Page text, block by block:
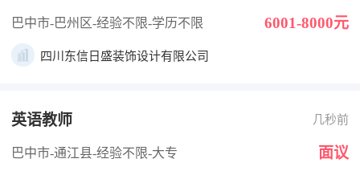
巴中市-巴州区-经验不限-学历不限 6001-8000元
四川东信日盛装饰设计有限公司
英语教师 几秒前
巴中市-通江县-经验不限-大专 面议